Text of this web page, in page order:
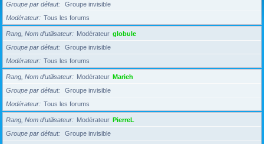
Groupe par défaut
Groupe invisible
Modérateur
Tous les forums
Rang, Nom d’utilisateur Modérateur globule
Groupe par défaut
Groupe invisible
Modérateur
Tous les forums
Rang, Nom d’utilisateur Modérateur Marieh
Groupe par défaut
Groupe invisible
Modérateur
Tous les forums
Rang, Nom d’utilisateur Modérateur PierreL
Groupe par défaut
Groupe invisible